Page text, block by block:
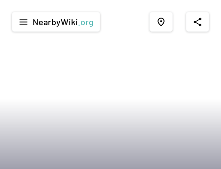
menu NearbyWiki .org place share